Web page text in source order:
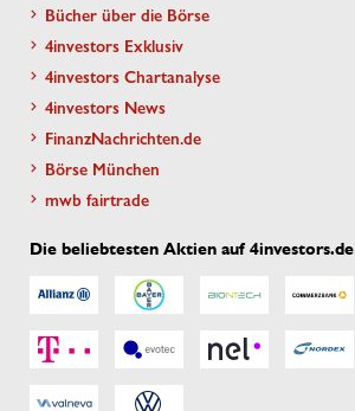
Bücher über die Börse
4investors Exklusiv
4investors Chartanalyse
4investors News
FinanzNachrichten.de
Börse München
mwb fairtrade
Die beliebtesten Aktien auf 4investors.de